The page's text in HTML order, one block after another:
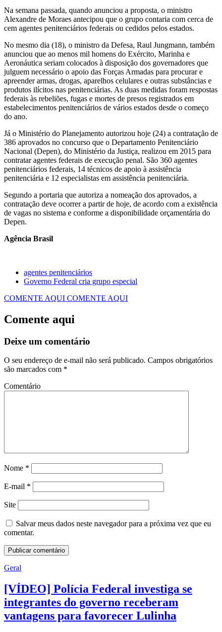
Na semana passada, quando anunciou a proposta, o ministro
Alexandre de Moraes antecipou que o grupo contaria com cerca de
cem agentes penitenciários federais ou cedidos pelos estados.
No mesmo dia (18), o ministro da Defesa, Raul Jungmann, também
anunciou que ao menos mil homens do Exército, Marinha e
Aeronáutica seriam colocados à disposição dos governadores que
julguem necessário o apoio das Forças Armadas para procurar e
apreender armas, drogas, aparelhos celulares e outras substâncias e
produtos ilícitos nas penitenciárias. As duas medidas foram respostas
federais às rebeliões, fugas e mortes de presos registrados em
estabelecimentos penitenciários de vários estados desde o começo
do ano.
Já o Ministério do Planejamento autorizou hoje (24) a contratação de
386 aprovados no concurso que o Departamento Penitenciário
Nacional (Depen), do Ministério da Justiça, realizou em 2015 para
contratar agentes federais de execução penal. São 360 agentes
penitenciários federais, 14 técnicos de apoio à assistência
penitenciária e 12 especialistas em assistência penitenciária.
Segundo a portaria que autoriza a nomeação dos aprovados, a
contratação deve ocorrer a partir de hoje, de acordo com a existência
de vagas no sistema e conforme a disponibilidade orçamentária do
Depen.
Agência Brasil
agentes penitenciários
Governo Federal cria grupo especial
COMENTE AQUI COMENTE AQUI
Comente aqui
Deixe um comentário
O seu endereço de e-mail não será publicado. Campos obrigatórios
são marcados com *
Comentário
Nome *
E-mail *
Site
Salvar meus dados neste navegador para a próxima vez que eu
comentar.
Geral
[VÍDEO] Polícia Federal investiga se
integrantes do governo receberam
vantagens para favorecer Lulinha